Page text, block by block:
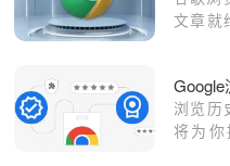
文章就
浏览历
将为